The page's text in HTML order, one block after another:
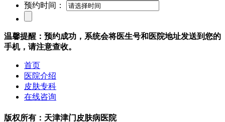
预约时间：
温馨提醒：预约成功，系统会将医生号和医院地址发送到您的
手机，请注意查收。
首页
医院介绍
皮肤专科
在线咨询
版权所有：天津津门皮肤病医院